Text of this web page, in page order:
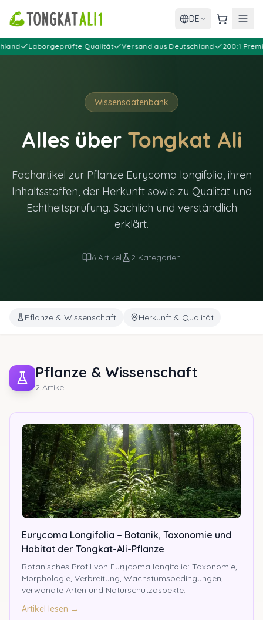
DE
Laborgeprüfte Qualität Versand aus Deutschland 200:1
Wissensdatenbank
Alles über Tongkat Ali
Fachartikel zur Pflanze Eurycoma longifolia, ihren
Inhaltsstoffen, der Herkunft sowie zu Qualität und
Echtheitsprüfung. Sachlich und verständlich
erklärt.
6 Artikel 2 Kategorien
Pflanze & Wissenschaft Herkunft & Qualität
Pflanze & Wissenschaft
2 Artikel
Eurycoma Longifolia – Botanik, Taxonomie und
Habitat der Tongkat-Ali-Pflanze
Botanisches Profil von Eurycoma longifolia: Taxonomie,
Morphologie, Verbreitung, Wachstumsbedingungen,
verwandte Arten und Naturschutzaspekte.
Artikel lesen →